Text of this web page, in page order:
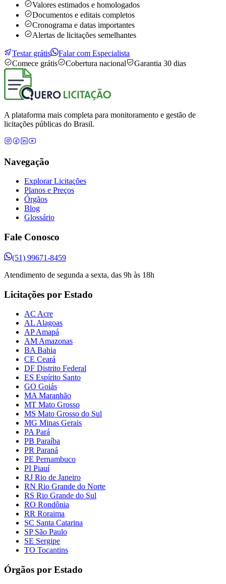
Valores estimados e homologados
Documentos e editais completos
Cronograma e datas importantes
Alertas de licitações semelhantes
Testar grátis
Falar com Especialista
Comece grátis
Cobertura nacional Garantia 30 dias
A plataforma mais completa para monitoramento e gestão de
licitações públicas do Brasil.
Navegação
Explorar Licitações
Planos e Preços
Órgãos
Blog
Glossário
Fale Conosco
(51) 99671-8459
Atendimento de segunda a sexta, das 9h às 18h
Licitações por Estado
AC Acre
AL Alagoas
AP Amapá
AM Amazonas
BA Bahia
CE Ceará
DF Distrito Federal
ES Espírito Santo
GO Goiás
MA Maranhão
MT Mato Grosso
MS Mato Grosso do Sul
MG Minas Gerais
PA Pará
PB Paraíba
PR Paraná
PE Pernambuco
PI Piauí
RJ Rio de Janeiro
RN Rio Grande do Norte
RS Rio Grande do Sul
RO Rondônia
RR Roraima
SC Santa Catarina
SP São Paulo
SE Sergipe
TO Tocantins
Órgãos por Estado